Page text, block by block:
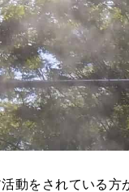
動をされている方